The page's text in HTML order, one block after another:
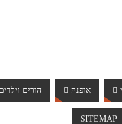
אופנה הורים וילדים
SITEMAP